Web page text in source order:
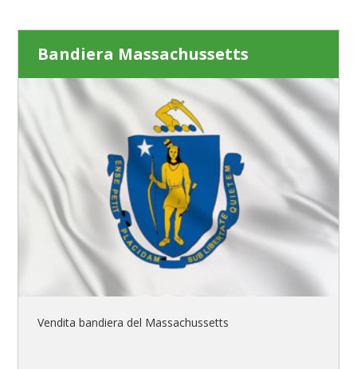
Bandiera Massachussetts
Vendita bandiera del Massachussetts